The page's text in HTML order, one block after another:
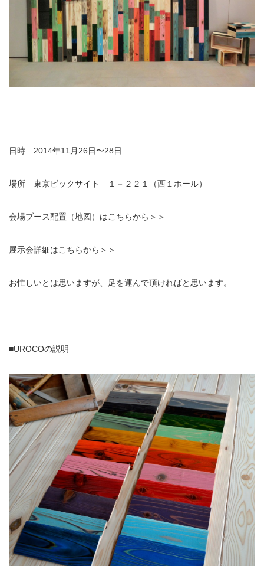
日時 2014年11月26日〜28日
場所 東京ビックサイト １－２２１（西１ホール）
会場ブース配置（地図）はこちらから＞＞
展示会詳細はこちらから＞＞
お忙しいとは思いますが、足を運んで頂ければと思います。
■UROCOの説明